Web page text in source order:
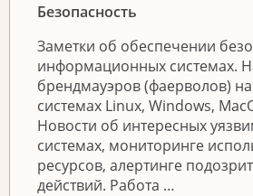
Безопасность
Заметки об обеспечении
информационных системах.
брендмауэров (фаерволов)
системах Linux, Windows,
Новости об интересных
системах, мониторинге
ресурсов, алертинге
действий. Работа …